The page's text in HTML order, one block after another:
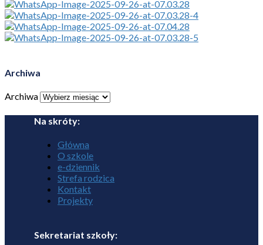
Archiwa
Archiwa
Na skróty:
Główna
O szkole
e-dziennik
Strefa rodzica
Kontakt
Projekty
Sekretariat szkoły: